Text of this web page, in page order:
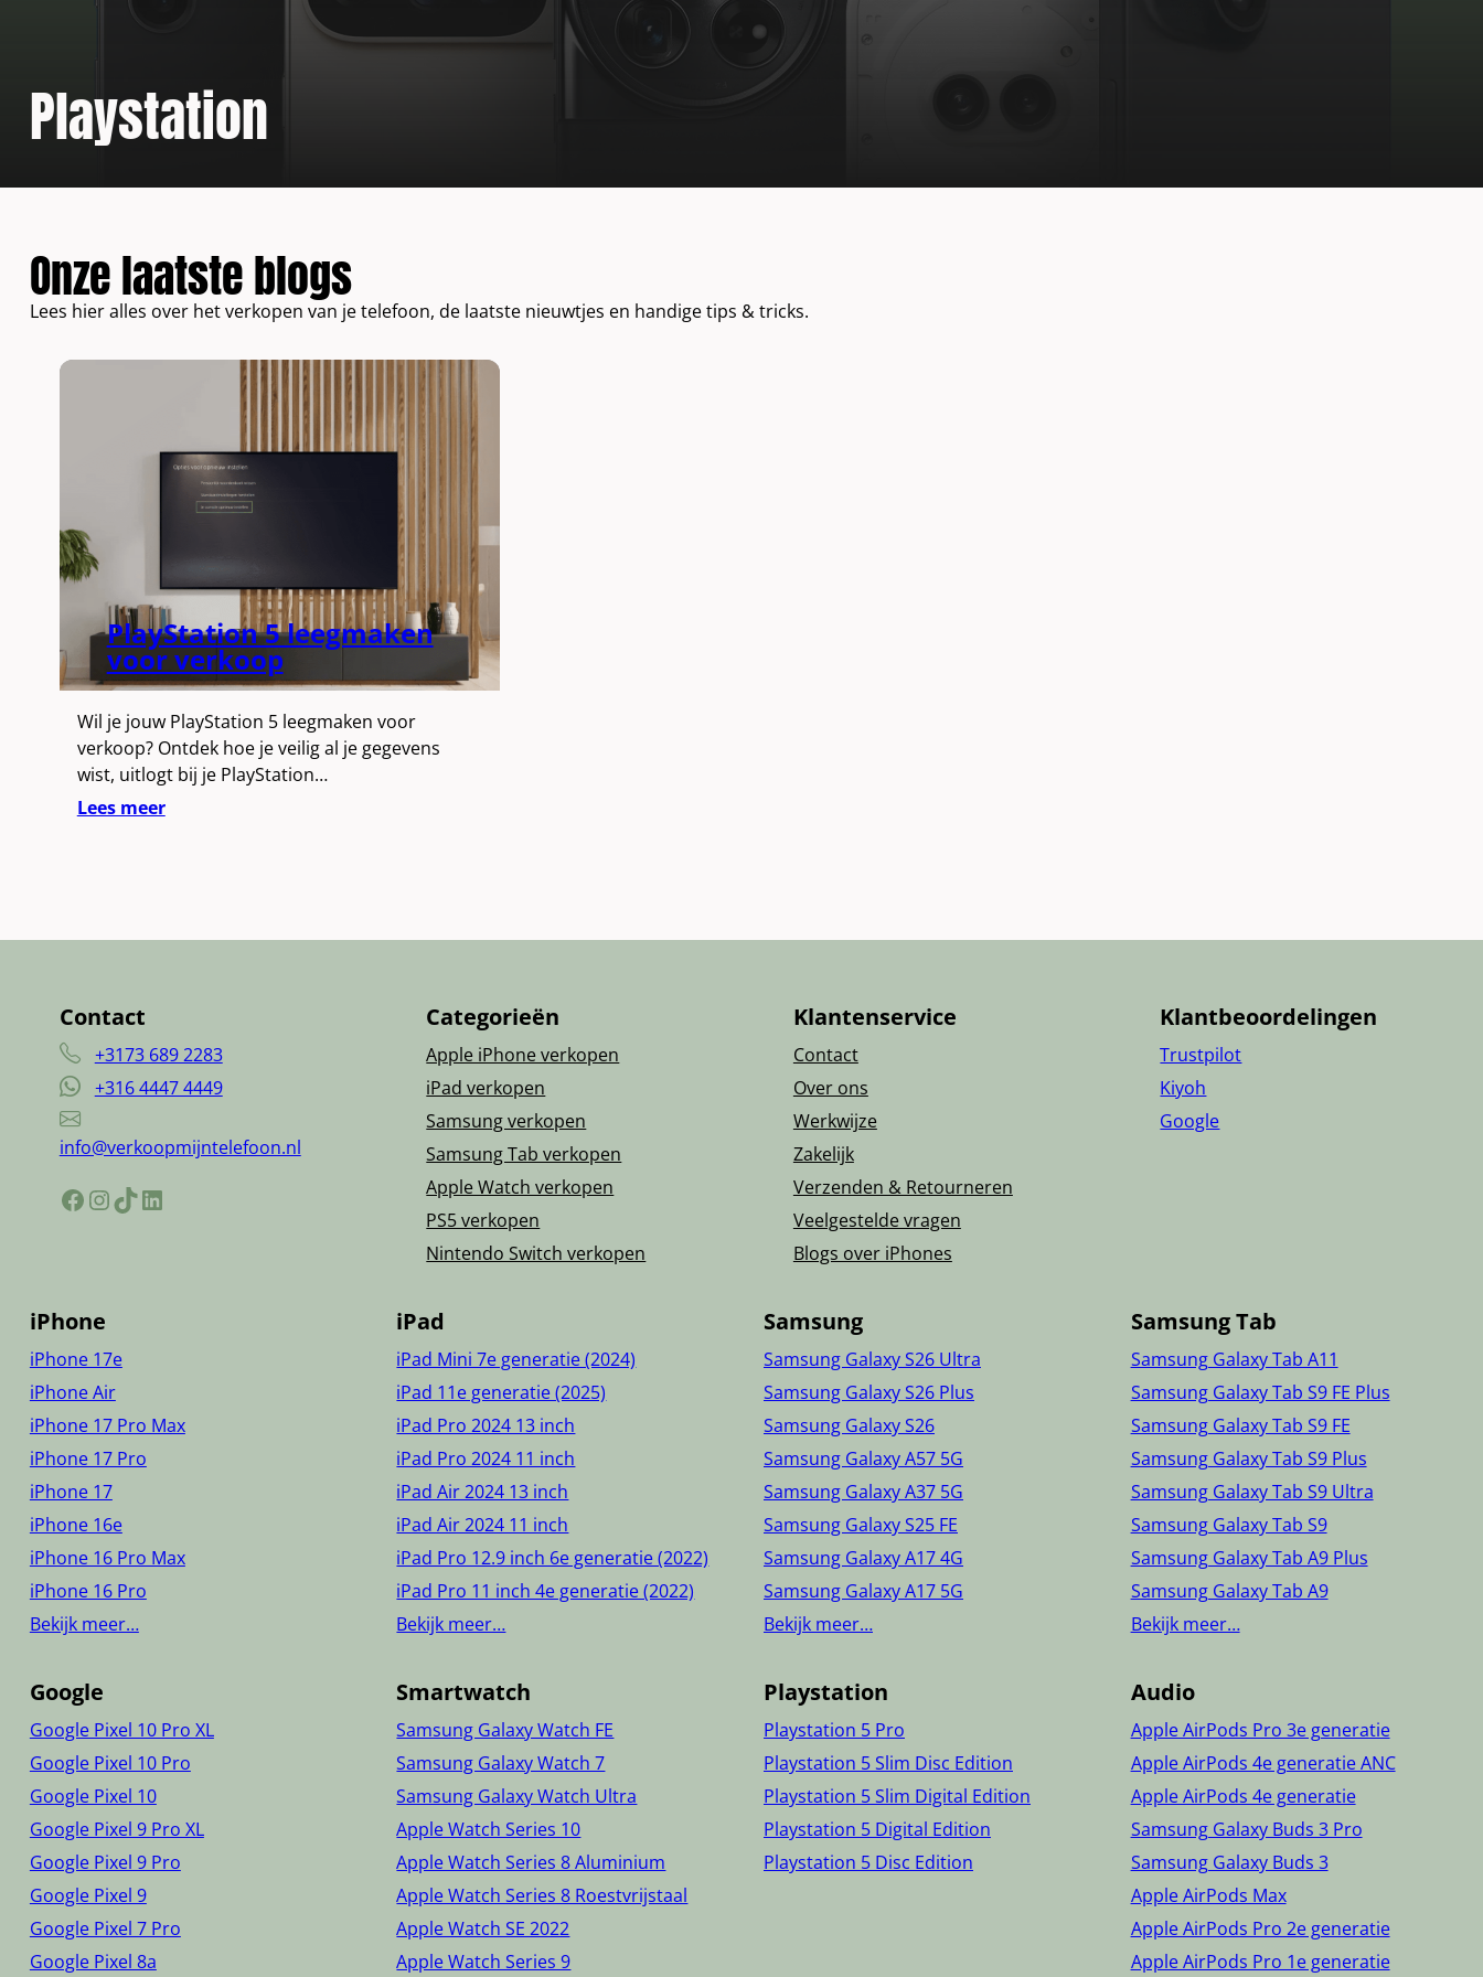
Playstation
Onze laatste blogs
Lees hier alles over het verkopen van je telefoon, de laatste nieuwtjes en handige tips & tricks.
PlayStation 5 leegmaken
voor verkoop
Wil je jouw PlayStation 5 leegmaken voor
verkoop? Ontdek hoe je veilig al je gegevens
wist, uitlogt bij je PlayStation…
Lees meer
Contact
+3173 689 2283
+316 4447 4449
info@verkoopmijntelefoon.nl
Facebook
Instagram
TikTok
LinkedIn
Categorieën
Apple iPhone verkopen
iPad verkopen
Samsung verkopen
Samsung Tab verkopen
Apple Watch verkopen
PS5 verkopen
Nintendo Switch verkopen
Klantenservice
Contact
Over ons
Werkwijze
Zakelijk
Verzenden & Retourneren
Veelgestelde vragen
Blogs over iPhones
Klantbeoordelingen
Trustpilot
Kiyoh
Google
iPhone
iPhone 17e
iPhone Air
iPhone 17 Pro Max
iPhone 17 Pro
iPhone 17
iPhone 16e
iPhone 16 Pro Max
iPhone 16 Pro
Bekijk meer…
iPad
iPad Mini 7e generatie (2024)
iPad 11e generatie (2025)
iPad Pro 2024 13 inch
iPad Pro 2024 11 inch
iPad Air 2024 13 inch
iPad Air 2024 11 inch
iPad Pro 12.9 inch 6e generatie (2022)
iPad Pro 11 inch 4e generatie (2022)
Bekijk meer…
Samsung
Samsung Galaxy S26 Ultra
Samsung Galaxy S26 Plus
Samsung Galaxy S26
Samsung Galaxy A57 5G
Samsung Galaxy A37 5G
Samsung Galaxy S25 FE
Samsung Galaxy A17 4G
Samsung Galaxy A17 5G
Bekijk meer…
Samsung Tab
Samsung Galaxy Tab A11
Samsung Galaxy Tab S9 FE Plus
Samsung Galaxy Tab S9 FE
Samsung Galaxy Tab S9 Plus
Samsung Galaxy Tab S9 Ultra
Samsung Galaxy Tab S9
Samsung Galaxy Tab A9 Plus
Samsung Galaxy Tab A9
Bekijk meer…
Google
Google Pixel 10 Pro XL
Google Pixel 10 Pro
Google Pixel 10
Google Pixel 9 Pro XL
Google Pixel 9 Pro
Google Pixel 9
Google Pixel 7 Pro
Google Pixel 8a
Smartwatch
Samsung Galaxy Watch FE
Samsung Galaxy Watch 7
Samsung Galaxy Watch Ultra
Apple Watch Series 10
Apple Watch Series 8 Aluminium
Apple Watch Series 8 Roestvrijstaal
Apple Watch SE 2022
Apple Watch Series 9
Playstation
Playstation 5 Pro
Playstation 5 Slim Disc Edition
Playstation 5 Slim Digital Edition
Playstation 5 Digital Edition
Playstation 5 Disc Edition
Audio
Apple AirPods Pro 3e generatie
Apple AirPods 4e generatie ANC
Apple AirPods 4e generatie
Samsung Galaxy Buds 3 Pro
Samsung Galaxy Buds 3
Apple AirPods Max
Apple AirPods Pro 2e generatie
Apple AirPods Pro 1e generatie